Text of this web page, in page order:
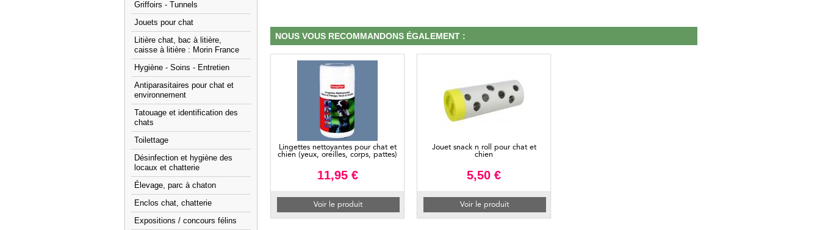
Griffoirs - Tunnels
Jouets pour chat
Litière chat, bac à litière,
caisse à litière : Morin France
Hygiène - Soins - Entretien
Antiparasitaires pour chat et
environnement
Tatouage et identification des
chats
Toilettage
Désinfection et hygiène des
locaux et chatterie
Élevage, parc à chaton
Enclos chat, chatterie
Expositions / concours félins
NOUS VOUS RECOMMANDONS ÉGALEMENT :
Lingettes nettoyantes pour chat et
chien (yeux, oreilles, corps, pattes)
11,95 €
Voir le produit
Jouet snack n roll pour chat et
chien
5,50 €
Voir le produit